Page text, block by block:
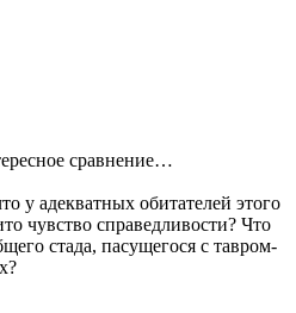
сравнение…
у адекватных обитателей этого
чувство справедливости? Что
стада, пасущегося с тавром-